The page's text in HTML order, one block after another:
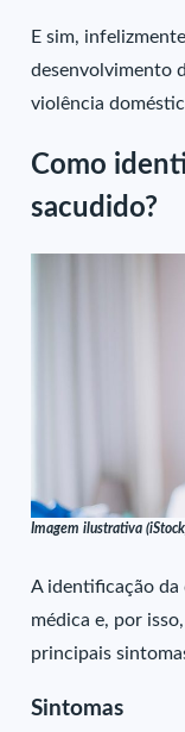
E sim,
desenvolvimento
violência
Como
sacudido?
Imagem ilustrativa
A identificação da
médica e, por
principais
Sintomas